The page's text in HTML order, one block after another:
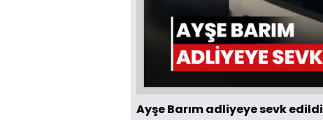
Ayşe Barım adliyeye sevk edildi